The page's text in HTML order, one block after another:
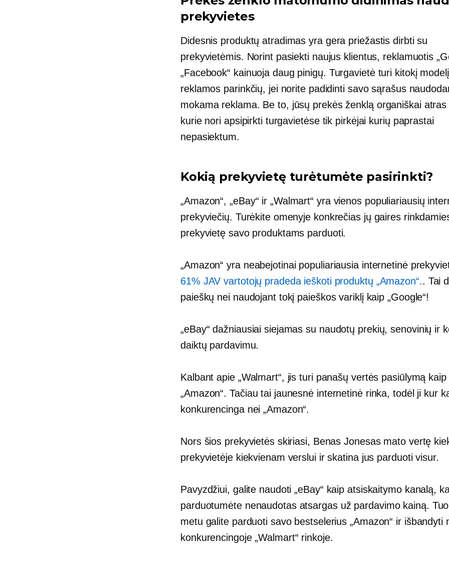
prekyvietes
Didesnis produktų atradimas yra gera priežastis dirbti su
prekyvietėmis. Norint pasiekti naujus klientus, reklamuotis
„Facebook“ kainuoja daug pinigų. Turgavietė turi kitokį
reklamos parinkčių, jei norite padidinti savo sąrašus
mokama reklama. Be to, jūsų prekės ženklą organiškai atras
kurie nori apsipirkti turgavietėse tik pirkėjai kurių paprastai
nepasiektum.
Kokią prekyvietę turėtumėte pasirinkti?
„Amazon“, „eBay“ ir „Walmart“ yra vienos populiariausių
prekyviečių. Turėkite omenyje konkrečias jų gaires
prekyvietę savo produktams parduoti.
„Amazon“ yra neabejotinai populiariausia internetinė
61% JAV vartotojų pradeda ieškoti produktų „Amazon“.. Tai
paieškų nei naudojant tokį paieškos variklį kaip „Google“!
„eBay“ dažniausiai siejamas su naudotų prekių, senovinių ir
daiktų pardavimu.
Kalbant apie „Walmart“, jis turi panašų vertės pasiūlymą kaip
„Amazon“. Tačiau tai jaunesnė internetinė rinka, todėl ji kur
konkurencinga nei „Amazon“.
Nors šios prekyvietės skiriasi, Benas Jonesas mato vertę
prekyvietėje kiekvienam verslui ir skatina jus parduoti visur.
Pavyzdžiui, galite naudoti „eBay“ kaip atsiskaitymo kanalą,
parduotumėte nenaudotas atsargas už pardavimo kainą.
metu galite parduoti savo bestselerius „Amazon“ ir išbandyti
konkurencingoje „Walmart“ rinkoje.